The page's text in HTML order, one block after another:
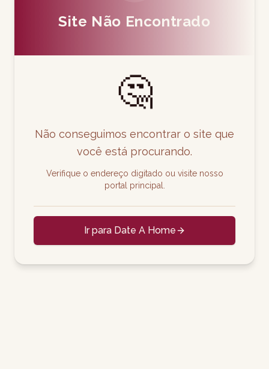
Site Não Encontrado
🤔
Não conseguimos encontrar o site que
você está procurando.
Verifique o endereço digitado ou visite nosso
portal principal.
Ir para Date A Home